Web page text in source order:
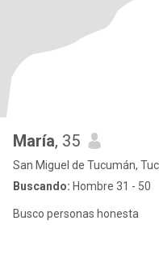
María, 35
San Miguel de Tucumán,
Buscando: Hombre 31 - 50
Busco personas honesta